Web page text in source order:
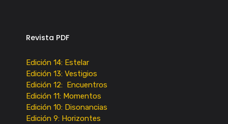
Revista PDF
Edición 14: Estelar
Edición 13: Vestigios
Edición 12: Encuentros
Edición 11: Momentos
Edición 10: Disonancias
Edición 9: Horizontes